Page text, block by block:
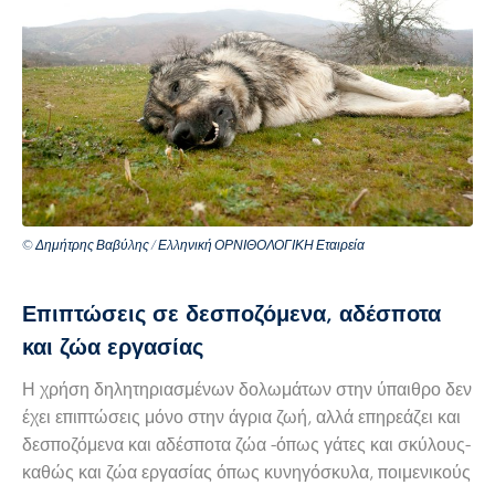
© Δημήτρης Βαβύλης / Ελληνική ΟΡΝΙΘΟΛΟΓΙΚΗ Εταιρεία
Επιπτώσεις σε δεσποζόμενα, αδέσποτα
και ζώα εργασίας
Η χρήση δηλητηριασμένων δολωμάτων στην ύπαιθρο δεν
έχει επιπτώσεις μόνο στην άγρια ζωή, αλλά επηρεάζει και
δεσποζόμενα και αδέσποτα ζώα -όπως γάτες και σκύλους-
καθώς και ζώα εργασίας όπως κυνηγόσκυλα, ποιμενικούς